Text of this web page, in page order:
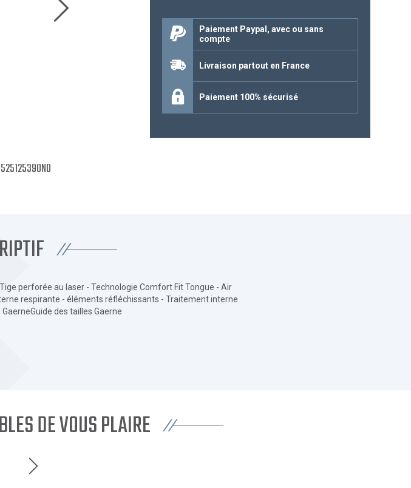
525125390NO
Paiement Paypal, avec ou sans
compte
Livraison partout en France
Paiement 100% sécurisé
perforée au laser - Technologie Comfort Fit Tongue - Air
respirante - éléments réfléchissants - Traitement interne
des tailles Gaerne
DE VOUS PLAIRE